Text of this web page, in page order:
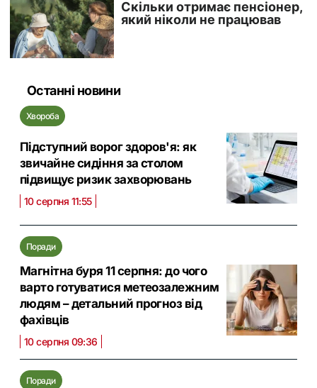
Останні новини
Хвороба
Підступний ворог здоров'я: як
звичайне сидіння за столом
підвищує ризик захворювань
10 серпня 11:55
Поради
Магнітна буря 11 серпня: до чого
варто готуватися метеозалежним
людям – детальний прогноз від
фахівців
10 серпня 09:36
Поради